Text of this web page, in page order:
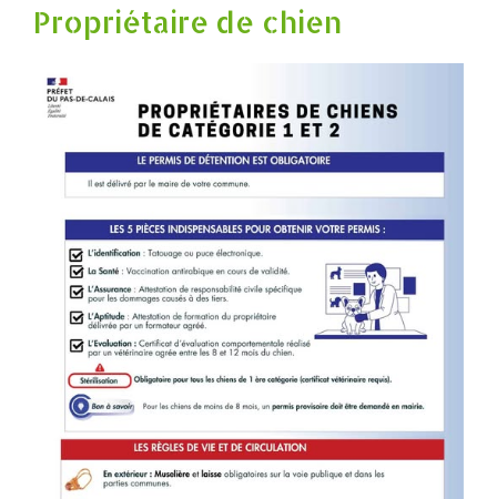
Propriétaire de chien